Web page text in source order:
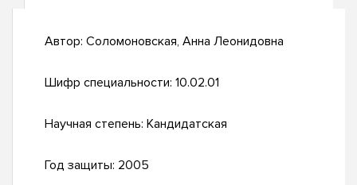
Автор: Соломоновская, Анна Леонидовна
Шифр специальности: 10.02.01
Научная степень: Кандидатская
Год защиты: 2005